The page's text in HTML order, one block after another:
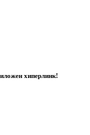
хиперлинк!